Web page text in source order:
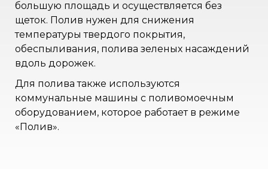
большую площадь и осуществляется без
щеток. Полив нужен для снижения
температуры твердого покрытия,
обеспыливания, полива зеленых насаждений
вдоль дорожек.
Для полива также используются
коммунальные машины с поливомоечным
оборудованием, которое работает в режиме
«Полив».